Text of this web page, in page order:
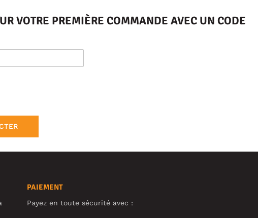
VOTRE PREMIÈRE COMMANDE AVEC UN CODE
PAIEMENT
Payez en toute sécurité avec :